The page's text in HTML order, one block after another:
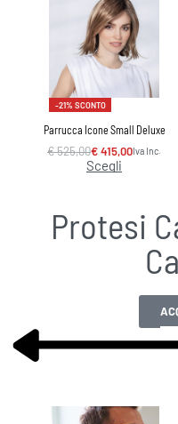
-21% SCONTO
Parrucca Icone Small Deluxe
€525,00€415,00Iva Inc.
Scegli
Protesi